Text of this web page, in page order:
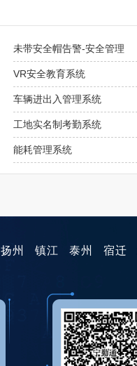
未带安全帽告警-安全管理
VR安全教育系统
车辆进出入管理系统
工地实名制考勤系统
能耗管理系统
扬州 镇江 泰州 宿迁